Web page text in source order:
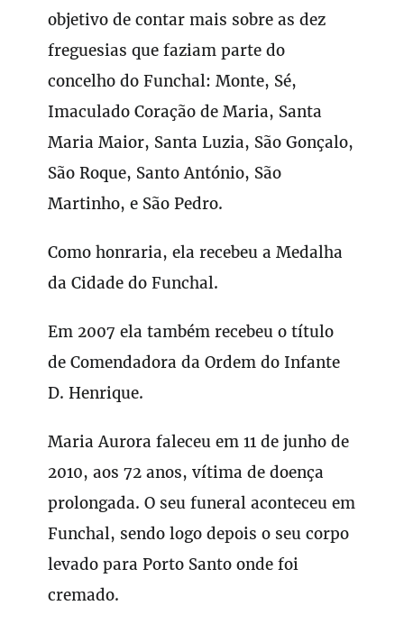
objetivo de contar mais sobre as dez
freguesias que faziam parte do
concelho do Funchal: Monte, Sé,
Imaculado Coração de Maria, Santa
Maria Maior, Santa Luzia, São Gonçalo,
São Roque, Santo António, São
Martinho, e São Pedro.
Como honraria, ela recebeu a Medalha
da Cidade do Funchal.
Em 2007 ela também recebeu o título
de Comendadora da Ordem do Infante
D. Henrique.
Maria Aurora faleceu em 11 de junho de
2010, aos 72 anos, vítima de doença
prolongada. O seu funeral aconteceu em
Funchal, sendo logo depois o seu corpo
levado para Porto Santo onde foi
cremado.